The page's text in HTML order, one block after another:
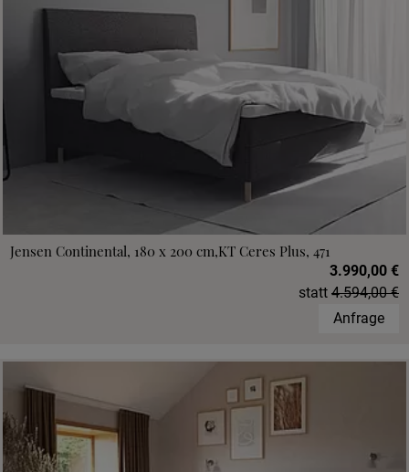
Jensen Continental, 180 x 200 cm,KT Ceres Plus, 471
3.990,00 €
statt 4.594,00 €
Anfrage